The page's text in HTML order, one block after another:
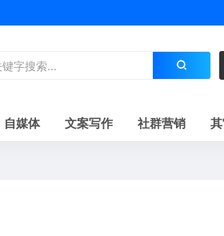
自媒体 文案写作 社群营销